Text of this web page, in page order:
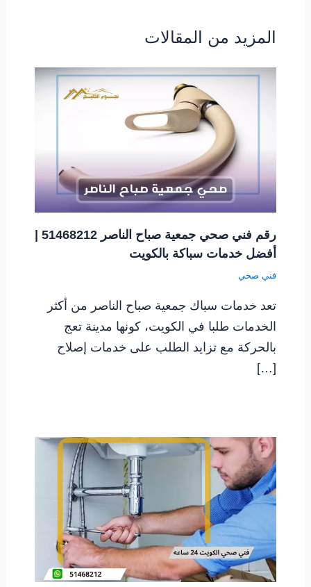
المزيد من المقالات
رقم فني صحي جمعية صباح الناصر 51468212 |
أفضل خدمات سباكة بالكويت
فني صحي
تعد خدمات سباك جمعية صباح الناصر من أكثر
الخدمات طلبا في الكويت، كونها مدينة تعج
بالحركة مع تزايد الطلب على خدمات إصلاح
[…]